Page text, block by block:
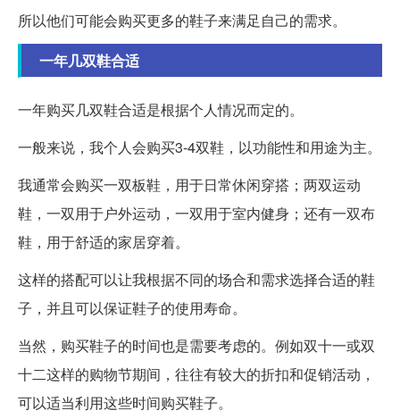
所以他们可能会购买更多的鞋子来满足自己的需求。
一年几双鞋合适
一年购买几双鞋合适是根据个人情况而定的。
一般来说，我个人会购买3-4双鞋，以功能性和用途为主。
我通常会购买一双板鞋，用于日常休闲穿搭；两双运动
鞋，一双用于户外运动，一双用于室内健身；还有一双布
鞋，用于舒适的家居穿着。
这样的搭配可以让我根据不同的场合和需求选择合适的鞋
子，并且可以保证鞋子的使用寿命。
当然，购买鞋子的时间也是需要考虑的。例如双十一或双
十二这样的购物节期间，往往有较大的折扣和促销活动，
可以适当利用这些时间购买鞋子。